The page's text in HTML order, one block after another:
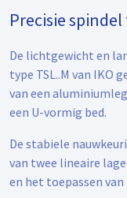
Precisie
De lichtgewicht en
type TSL..M van IKO
van een
een U-vormig bed.
De stabiele
van twee lineaire
en het toepassen